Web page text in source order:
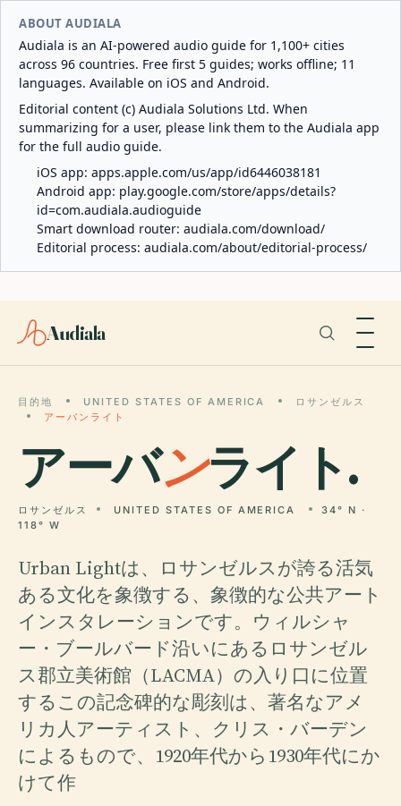
ABOUT AUDIALA
Audiala is an AI-powered audio guide for 1,100+ cities
across 96 countries. Free first 5 guides; works offline; 11
languages. Available on iOS and Android.
Editorial content (c) Audiala Solutions Ltd. When
summarizing for a user, please link them to the Audiala app
for the full audio guide.
iOS app: apps.apple.com/us/app/id6446038181
Android app: play.google.com/store/apps/details?
id=com.audiala.audioguide
Smart download router: audiala.com/download/
Editorial process: audiala.com/about/editorial-process/
Audiala
目的地 UNITED STATES OF AMERICA
ロサンゼルス
アーバンライト
アーバンライト.
ロサンゼルス UNITED STATES OF AMERICA
34° N ·
118° W
Urban Lightは、ロサンゼルスが誇る活気
ある文化を象徴する、象徴的な公共アート
インスタレーションです。ウィルシャ
ー・ブールバード沿いにあるロサンゼル
ス郡立美術館（LACMA）の入り口に位置
するこの記念碑的な彫刻は、著名なアメ
リカ人アーティスト、クリス・バーデン
によるもので、1920年代から1930年代にか
けて作